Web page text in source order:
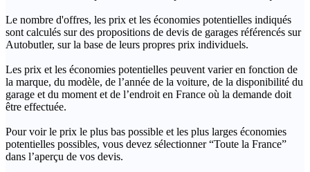
Le nombre d'offres, les prix et les économies potentielles indiqués
sont calculés sur des propositions de devis de garages référencés sur
Autobutler, sur la base de leurs propres prix individuels.
Les prix et les économies potentielles peuvent varier en fonction de
la marque, du modèle, de l’année de la voiture, de la disponibilité du
garage et du moment et de l’endroit en France où la demande doit
être effectuée.
Pour voir le prix le plus bas possible et les plus larges économies
potentielles possibles, vous devez sélectionner “Toute la France”
dans l’aperçu de vos devis.